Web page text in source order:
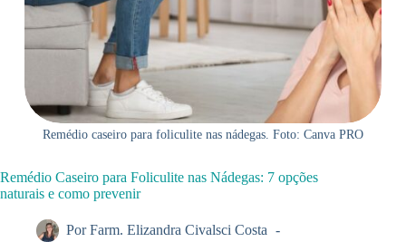
Remédio caseiro para foliculite nas nádegas. Foto: Canva PRO
Remédio Caseiro para Foliculite nas Nádegas: 7 opções
naturais e como prevenir
Por Farm. Elizandra Civalsci Costa